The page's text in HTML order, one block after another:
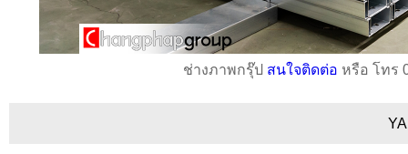
ช่างภาพกรุ๊ป สนใจติดต่อ หรือ โทร